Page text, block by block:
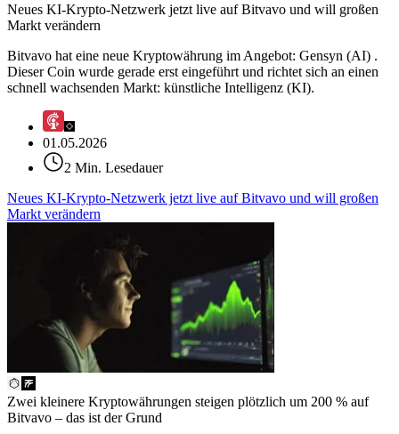
Neues KI-Krypto-Netzwerk jetzt live auf Bitvavo und will großen
Markt verändern
Bitvavo hat eine neue Kryptowährung im Angebot: Gensyn (AI) .
Dieser Coin wurde gerade erst eingeführt und richtet sich an einen
schnell wachsenden Markt: künstliche Intelligenz (KI).
01.05.2026
2 Min. Lesedauer
Neues KI-Krypto-Netzwerk jetzt live auf Bitvavo und will großen
Markt verändern
Zwei kleinere Kryptowährungen steigen plötzlich um 200 % auf
Bitvavo – das ist der Grund